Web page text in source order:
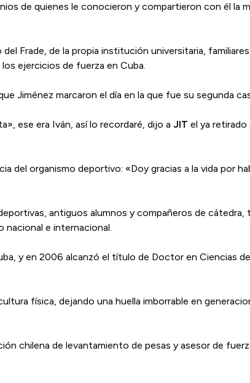
de quienes le conocieron y compartieron con él la
Frade, de la propia institución universitaria,
ejercicios de fuerza en Cuba.
Jiménez marcaron el día en la que fue su segunda
ese era Iván, así lo recordaré, dijo a JIT el ya retirado
del organismo deportivo: «Doy gracias a la vida por
antiguos alumnos y compañeros de cátedra,
nacional e internacional.
y en 2006 alcanzó el título de Doctor en Ciencias
física, dejando una huella imborrable en
chilena de levantamiento de pesas y asesor de